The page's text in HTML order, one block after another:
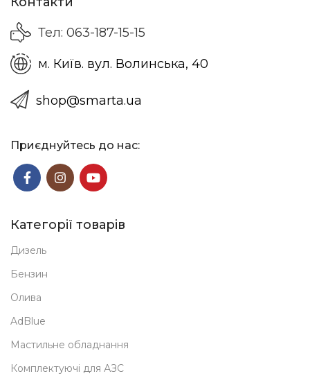
Тел: 063-187-15-15
м. Київ. вул. Волинська, 40
shop@smarta.ua
Приєднуйтесь до нас:
Категорії товарів
Дизель
Бензин
Олива
AdBlue
Мастильне обладнання
Комплектуючі для АЗС